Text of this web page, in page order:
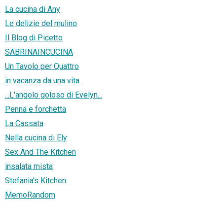
La cucina di Any
Le delizie del mulino
Il Blog di Picetto
SABRINAINCUCINA
Un Tavolo per Quattro
in vacanza da una vita
...L'angolo goloso di Evelyn...
Penna e forchetta
La Cassata
Nella cucina di Ely
Sex And The Kitchen
insalata mista
Stefania's Kitchen
MemoRandom